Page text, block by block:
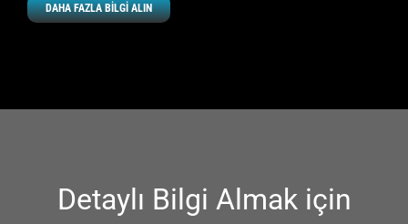
DAHA FAZLA BİLGİ ALIN
Detaylı Bilgi Almak için